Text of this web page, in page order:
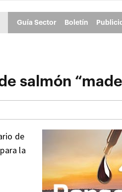
Guía Sector Boletín
salmón
de
la